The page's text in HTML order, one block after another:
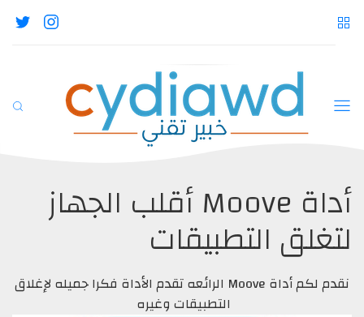
أداة Moove أقلب الجهاز
لتغلق التطبيقات
نقدم لكم أداة Moove الرائعه تقدم الأداة فكرا جميله لإغلاق
التطبيقات وغيره